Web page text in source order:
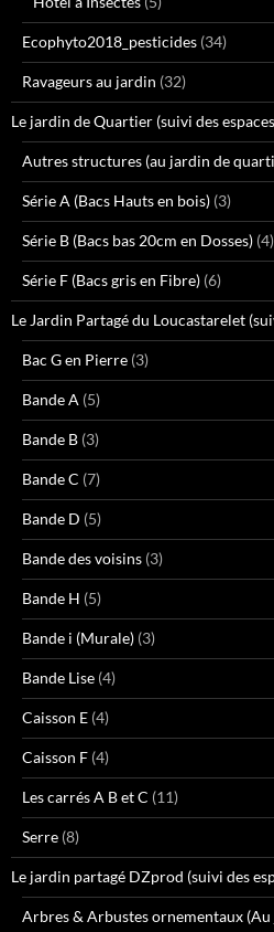
Ecophyto2018_pesticides (34)
Ravageurs au jardin (32)
Le jardin de Quartier (suivi des
Autres structures (au jardin de
Série A (Bacs Hauts en bois) (3)
Série B (Bacs bas 20cm en Dosses) (4)
Série F (Bacs gris en Fibre) (6)
Le Jardin Partagé du Loucastarelet
Bac G en Pierre (3)
Bande A (5)
Bande B (3)
Bande C (7)
Bande D (5)
Bande des voisins (3)
Bande H (5)
Bande i (Murale) (3)
Bande Lise (4)
Caisson E (4)
Caisson F (4)
Les carrés A B et C (11)
Serre (8)
Le jardin partagé DZprod (suivi des
Arbres & Arbustes ornementaux